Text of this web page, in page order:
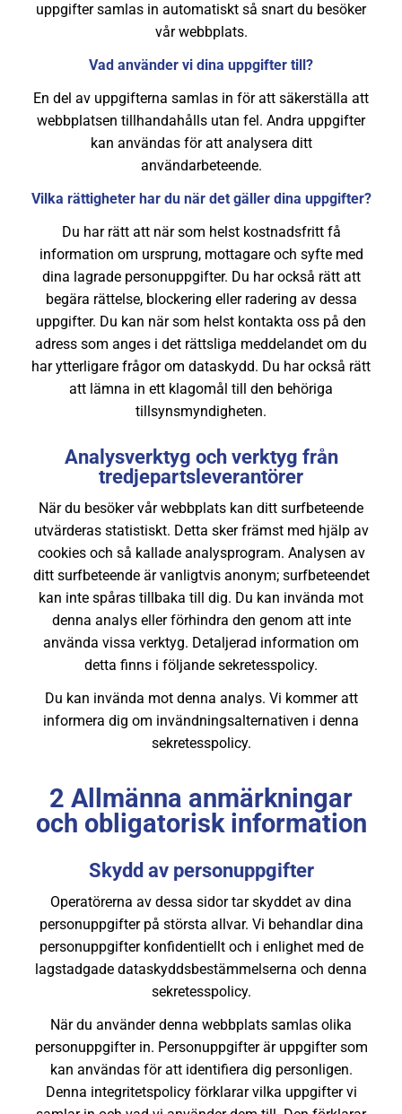
uppgifter samlas in automatiskt så snart du besöker
vår webbplats.
Vad använder vi dina uppgifter till?
En del av uppgifterna samlas in för att säkerställa att
webbplatsen tillhandahålls utan fel. Andra uppgifter
kan användas för att analysera ditt
användarbeteende.
Vilka rättigheter har du när det gäller dina uppgifter?
Du har rätt att när som helst kostnadsfritt få
information om ursprung, mottagare och syfte med
dina lagrade personuppgifter. Du har också rätt att
begära rättelse, blockering eller radering av dessa
uppgifter. Du kan när som helst kontakta oss på den
adress som anges i det rättsliga meddelandet om du
har ytterligare frågor om dataskydd. Du har också rätt
att lämna in ett klagomål till den behöriga
tillsynsmyndigheten.
Analysverktyg och verktyg från
tredjepartsleverantörer
När du besöker vår webbplats kan ditt surfbeteende
utvärderas statistiskt. Detta sker främst med hjälp av
cookies och så kallade analysprogram. Analysen av
ditt surfbeteende är vanligtvis anonym; surfbeteendet
kan inte spåras tillbaka till dig. Du kan invända mot
denna analys eller förhindra den genom att inte
använda vissa verktyg. Detaljerad information om
detta finns i följande sekretesspolicy.
Du kan invända mot denna analys. Vi kommer att
informera dig om invändningsalternativen i denna
sekretesspolicy.
2 Allmänna anmärkningar
och obligatorisk information
Skydd av personuppgifter
Operatörerna av dessa sidor tar skyddet av dina
personuppgifter på största allvar. Vi behandlar dina
personuppgifter konfidentiellt och i enlighet med de
lagstadgade dataskyddsbestämmelserna och denna
sekretesspolicy.
När du använder denna webbplats samlas olika
personuppgifter in. Personuppgifter är uppgifter som
kan användas för att identifiera dig personligen.
Denna integritetspolicy förklarar vilka uppgifter vi